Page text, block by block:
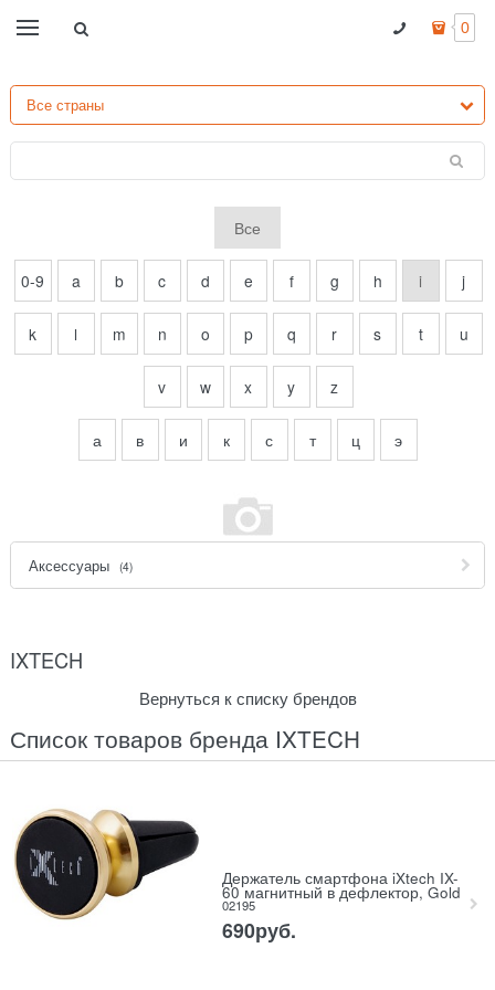
0
Все
0-9 a b c d e f g h i j
k l m n o p q r s t u
v w x y z
а в и к с т ц э
Аксессуары (4)
IXTECH
Вернуться к списку брендов
Список товаров бренда IXTECH
Держатель смартфона iXtech IX-
60 магнитный в дефлектор, Gold
02195
690руб.